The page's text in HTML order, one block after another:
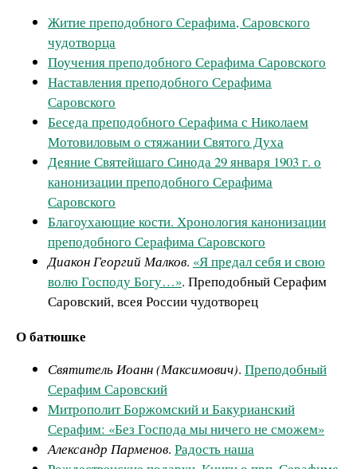
Житие преподобного Серафима, Саровского
чудотворца
Поучения преподобного Серафима Саровского
Наставления преподобного Серафима
Саровского
Беседа преподобного Серафима с Николаем
Мотовиловым о стяжании Святого Духа
Деяние Святейшаго Синода 29 января 1903 г. о
канонизации преподобного Серафима
Саровского
Благоухающие кости. Хронология канонизации
преподобного Серафима Саровского
Диакон Георгий Малков. «Я предал себя и свою
волю Господу Богу…». Преподобный Серафим
Саровский, всея России чудотворец
О батюшке
Святитель Иоанн (Максимович). Преподобный
Серафим Саровский
Митрополит Боржомский и Бакурианский
Серафим: «Без Господа мы ничего не сможем»
Александр Парменов. Радость наша